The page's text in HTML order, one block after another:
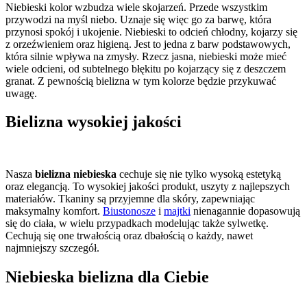
Niebieski kolor wzbudza wiele skojarzeń. Przede wszystkim
przywodzi na myśl niebo. Uznaje się więc go za barwę, która
przynosi spokój i ukojenie. Niebieski to odcień chłodny, kojarzy się
z orzeźwieniem oraz higieną. Jest to jedna z barw podstawowych,
która silnie wpływa na zmysły. Rzecz jasna, niebieski może mieć
wiele odcieni, od subtelnego błękitu po kojarzący się z deszczem
granat. Z pewnością bielizna w tym kolorze będzie przykuwać
uwagę.
Bielizna wysokiej jakości
Nasza bielizna niebieska cechuje się nie tylko wysoką estetyką
oraz elegancją. To wysokiej jakości produkt, uszyty z najlepszych
materiałów. Tkaniny są przyjemne dla skóry, zapewniając
maksymalny komfort. Biustonosze i majtki nienagannie dopasowują
się do ciała, w wielu przypadkach modelując także sylwetkę.
Cechują się one trwałością oraz dbałością o każdy, nawet
najmniejszy szczegół.
Niebieska bielizna dla Ciebie